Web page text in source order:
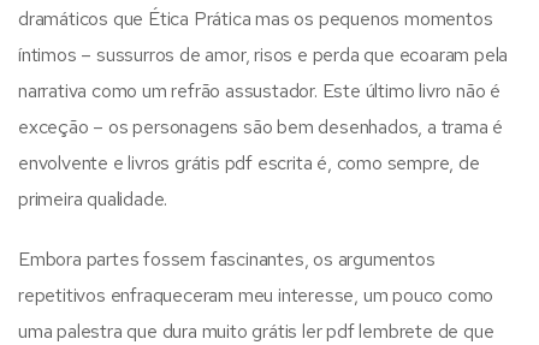
dramáticos que Ética Prática mas os pequenos momentos
íntimos – sussurros de amor, risos e perda que ecoaram pela
narrativa como um refrão assustador. Este último livro não é
exceção – os personagens são bem desenhados, a trama é
envolvente e livros grátis pdf escrita é, como sempre, de
primeira qualidade.
Embora partes fossem fascinantes, os argumentos
repetitivos enfraqueceram meu interesse, um pouco como
uma palestra que dura muito grátis ler pdf lembrete de que